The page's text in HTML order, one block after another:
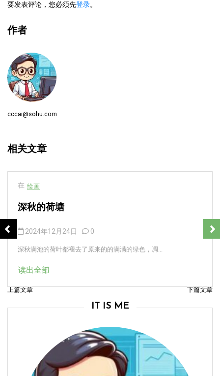
要发表评论，您必须先登录。
作者
cccai@sohu.com
相关文章
在 绘画
深秋的荷塘
2024年12月24日 0
深秋满池的荷叶都褪去了原来的的满满的绿色，凋...
读出全部
文
章
上篇文章 下篇文章
IT IS ME